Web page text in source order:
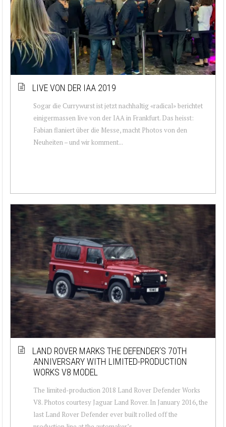
LIVE VON DER IAA 2019
Sogar die Currywurst ist jetzt nachhaltig «radical» berichtet
einigermassen live von der IAA in Frankfurt. Das heisst:
Fabian flaniert über die Messe, macht Photos von den
Neuheiten – und wir komment...
LAND ROVER MARKS THE DEFENDER’S 70TH
ANNIVERSARY WITH LIMITED-PRODUCTION
WORKS V8 MODEL
The limited-production 2018 Land Rover Defender Works
V8. Photos courtesy Jaguar Land Rover. In January 2016, the
last Land Rover Defender ever built rolled off the